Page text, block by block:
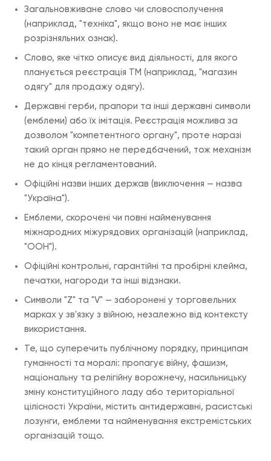
Загальновживане слово чи словосполучення
(наприклад, "техніка", якщо воно не має інших
розрізняльних ознак).
Слово, яке чітко описує вид діяльності, для якого
планується реєстрація ТМ (наприклад, "магазин
одягу" для продажу одягу).
Державні герби, прапори та інші державні символи
(емблеми) або їх імітація. Реєстрація можлива за
дозволом "компетентного органу", проте наразі
такий орган прямо не передбачений, тож механізм
не до кінця регламентований.
Офіційні назви інших держав (виключення — назва
"Україна").
Емблеми, скорочені чи повні найменування
міжнародних міжурядових організацій (наприклад,
"ООН").
Офіційні контрольні, гарантійні та пробірні клейма,
печатки, нагороди та інші відзнаки.
Символи "Z" та "V" — заборонені у торговельних
марках у зв'язку з війною, незалежно від контексту
використання.
Те, що суперечить публічному порядку, принципам
гуманності та моралі: пропагує війну, фашизм,
національну та релігійну ворожнечу, насильницьку
зміну конституційного ладу або територіальної
цілісності України, містить антидержавні, расистські
лозунги, емблеми та найменування екстремістських
організацій тощо.